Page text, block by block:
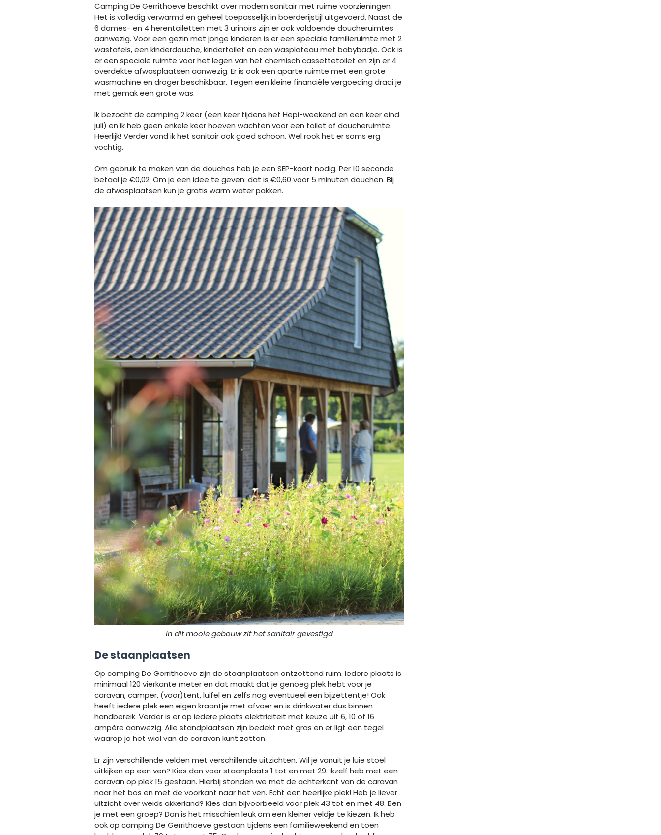
Camping De Gerrithoeve beschikt over modern sanitair met ruime voorzieningen.
Het is volledig verwarmd en geheel toepasselijk in boerderijstijl uitgevoerd. Naast de
6 dames- en 4 herentoiletten met 3 urinoirs zijn er ook voldoende doucheruimtes
aanwezig. Voor een gezin met jonge kinderen is er een speciale familieruimte met 2
wastafels, een kinderdouche, kindertoilet en een wasplateau met babybadje. Ook is
er een speciale ruimte voor het legen van het chemisch cassettetoilet en zijn er 4
overdekte afwasplaatsen aanwezig. Er is ook een aparte ruimte met een grote
wasmachine en droger beschikbaar. Tegen een kleine financiële vergoeding draai je
met gemak een grote was.
Ik bezocht de camping 2 keer (een keer tijdens het Hepi-weekend en een keer eind
juli) en ik heb geen enkele keer hoeven wachten voor een toilet of doucheruimte.
Heerlijk! Verder vond ik het sanitair ook goed schoon. Wel rook het er soms erg
vochtig.
Om gebruik te maken van de douches heb je een SEP-kaart nodig. Per 10 seconde
betaal je €0,02. Om je een idee te geven: dat is €0,60 voor 5 minuten douchen. Bij
de afwasplaatsen kun je gratis warm water pakken.
In dit mooie gebouw zit het sanitair gevestigd
De staanplaatsen
Op camping De Gerrithoeve zijn de staanplaatsen ontzettend ruim. Iedere plaats is
minimaal 120 vierkante meter en dat maakt dat je genoeg plek hebt voor je
caravan, camper, (voor)tent, luifel en zelfs nog eventueel een bijzettentje! Ook
heeft iedere plek een eigen kraantje met afvoer en is drinkwater dus binnen
handbereik. Verder is er op iedere plaats elektriciteit met keuze uit 6, 10 of 16
ampère aanwezig. Alle standplaatsen zijn bedekt met gras en er ligt een tegel
waarop je het wiel van de caravan kunt zetten.
Er zijn verschillende velden met verschillende uitzichten. Wil je vanuit je luie stoel
uitkijken op een ven? Kies dan voor staanplaats 1 tot en met 29. Ikzelf heb met een
caravan op plek 15 gestaan. Hierbij stonden we met de achterkant van de caravan
naar het bos en met de voorkant naar het ven. Echt een heerlijke plek! Heb je liever
uitzicht over weids akkerland? Kies dan bijvoorbeeld voor plek 43 tot en met 48. Ben
je met een groep? Dan is het misschien leuk om een kleiner veldje te kiezen. Ik heb
ook op camping De Gerrithoeve gestaan tijdens een familieweekend en toen